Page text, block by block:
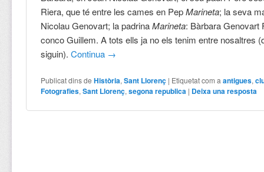
Riera, que té entre les cames en PepMarineta; la seva
Nicolau Genovart; la padrinaMarineta: Bàrbara Genovart
conco Guillem. A tots ells ja no els tenim entre nosaltres
siguin).Continua →
Publicat dins de Història,Sant Llorenç | Etiquetat com a antigues,
Fotografies,Sant Llorenç,segona republica | Deixa una resposta